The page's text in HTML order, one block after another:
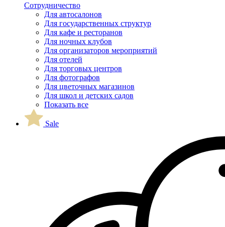
Сотрудничество
Для автосалонов
Для государственных структур
Для кафе и ресторанов
Для ночных клубов
Для организаторов мероприятий
Для отелей
Для торговых центров
Для фотографов
Для цветочных магазинов
Для школ и детских садов
Показать все
Sale